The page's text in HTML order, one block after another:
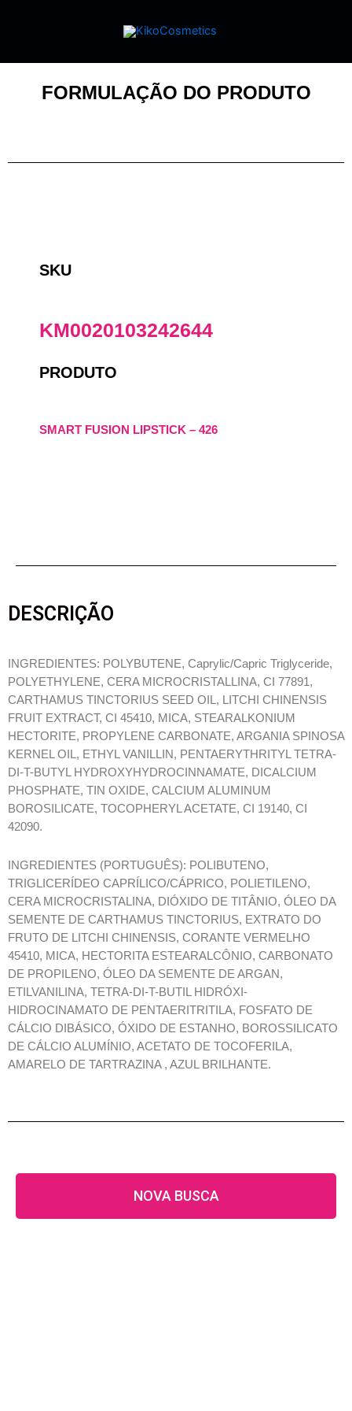
FORMULAÇÃO DO PRODUTO
SKU
KM0020103242644
PRODUTO
SMART FUSION LIPSTICK – 426
DESCRIÇÃO
INGREDIENTES: POLYBUTENE, Caprylic/Capric Triglyceride,
POLYETHYLENE, CERA MICROCRISTALLINA, CI 77891,
CARTHAMUS TINCTORIUS SEED OIL, LITCHI CHINENSIS
FRUIT EXTRACT, CI 45410, MICA, STEARALKONIUM
HECTORITE, PROPYLENE CARBONATE, ARGANIA SPINOSA
KERNEL OIL, ETHYL VANILLIN, PENTAERYTHRITYL TETRA-
DI-T-BUTYL HYDROXYHYDROCINNAMATE, DICALCIUM
PHOSPHATE, TIN OXIDE, CALCIUM ALUMINUM
BOROSILICATE, TOCOPHERYL ACETATE, CI 19140, CI
42090.
INGREDIENTES (PORTUGUÊS): POLIBUTENO,
TRIGLICERÍDEO CAPRÍLICO/CÁPRICO, POLIETILENO,
CERA MICROCRISTALINA, DIÓXIDO DE TITÂNIO, ÓLEO DA
SEMENTE DE CARTHAMUS TINCTORIUS, EXTRATO DO
FRUTO DE LITCHI CHINENSIS, CORANTE VERMELHO
45410, MICA, HECTORITA ESTEARALCÔNIO, CARBONATO
DE PROPILENO, ÓLEO DA SEMENTE DE ARGAN,
ETILVANILINA, TETRA-DI-T-BUTIL HIDRÓXI-
HIDROCINAMATO DE PENTAERITRITILA, FOSFATO DE
CÁLCIO DIBÁSICO, ÓXIDO DE ESTANHO, BOROSSILICATO
DE CÁLCIO ALUMÍNIO, ACETATO DE TOCOFERILA,
AMARELO DE TARTRAZINA , AZUL BRILHANTE.
NOVA BUSCA